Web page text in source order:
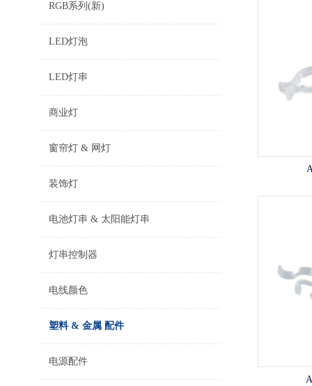
RGB系列(新)
LED灯泡
LED灯串
商业灯
窗帘灯 & 网灯
装饰灯
电池灯串 & 太阳能灯串
灯串控制器
电线颜色
塑料 & 金属 配件
电源配件